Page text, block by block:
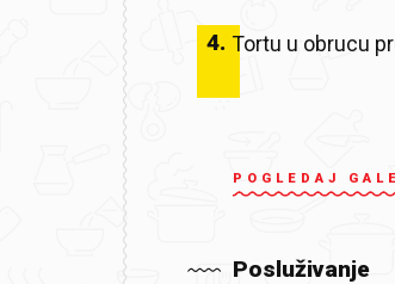
4. Tortu u obrucu
POGLEDAJ
Posluživanje